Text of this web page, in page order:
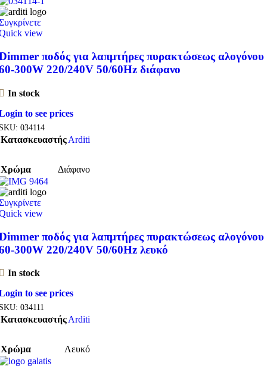
view
ποδός για λαπμτήρες πυρακτώσεως αλογόνου
300W 220/240V 50/60Hz διάφανο
In stock
to see prices
034114
ΚατασκευαστήςArditi
Χρώμα Διάφανο
view
ποδός για λαπμτήρες πυρακτώσεως αλογόνου
300W 220/240V 50/60Hz λευκό
In stock
to see prices
034111
ΚατασκευαστήςArditi
Χρώμα Λευκό